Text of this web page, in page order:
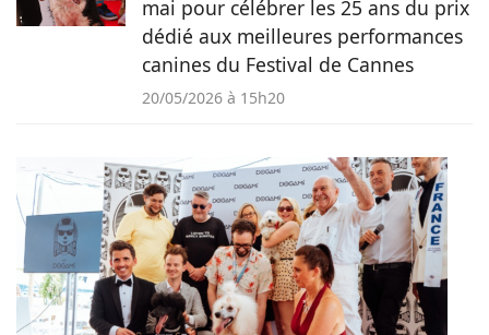
mai pour célébrer les 25 ans du prix
dédié aux meilleures performances
canines du Festival de Cannes
20/05/2026 à 15h20